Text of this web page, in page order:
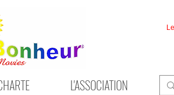
L'ASSOCIATION